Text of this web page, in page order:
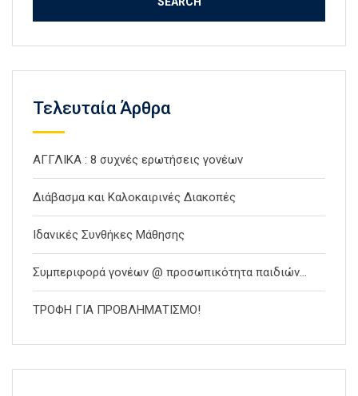
Τελευταία Άρθρα
ΑΓΓΛΙΚΑ : 8 συχνές ερωτήσεις γονέων
Διάβασμα και Καλοκαιρινές Διακοπές
Ιδανικές Συνθήκες Μάθησης
Συμπεριφορά γονέων @ προσωπικότητα παιδιών…
ΤΡΟΦΗ ΓΙΑ ΠΡΟΒΛΗΜΑΤΙΣΜΟ!